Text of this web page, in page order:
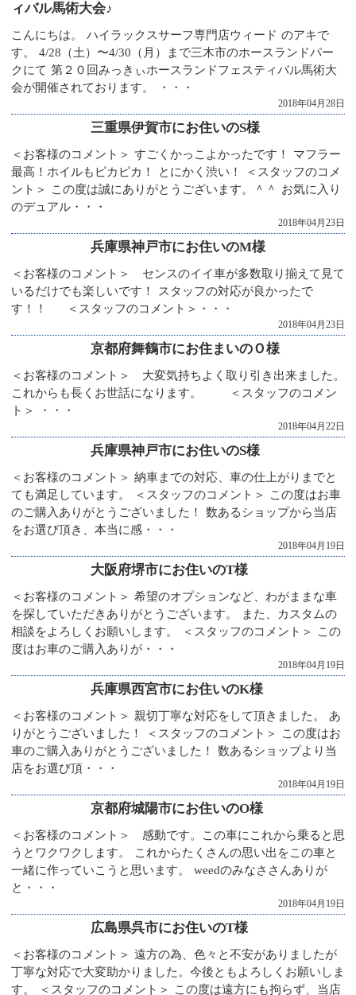
ィバル馬術大会♪
こんにちは。 ハイラックスサーフ専門店ウィード のアキで
す。 4/28（土）〜4/30（月）まで三木市のホースランドパー
クにて 第２０回みっきぃホースランドフェスティバル馬術大
会が開催されております。 ・・・
2018年04月28日
三重県伊賀市にお住いのS様
＜お客様のコメント＞ すごくかっこよかったです！ マフラー
最高！ホイルもピカピカ！ とにかく渋い！ ＜スタッフのコメ
ント＞ この度は誠にありがとうございます。＾＾ お気に入り
のデュアル・・・
2018年04月23日
兵庫県神戸市にお住いのM様
＜お客様のコメント＞ センスのイイ車が多数取り揃えて見て
いるだけでも楽しいです！ スタッフの対応が良かったで
す！！ ＜スタッフのコメント＞・・・
2018年04月23日
京都府舞鶴市にお住まいのＯ様
＜お客様のコメント＞ 大変気持ちよく取り引き出来ました。
これからも長くお世話になります。 ＜スタッフのコメン
ト＞ ・・・
2018年04月22日
兵庫県神戸市にお住いのS様
＜お客様のコメント＞ 納車までの対応、車の仕上がりまでと
ても満足しています。 ＜スタッフのコメント＞ この度はお車
のご購入ありがとうございました！ 数あるショップから当店
をお選び頂き、本当に感・・・
2018年04月19日
大阪府堺市にお住いのT様
＜お客様のコメント＞ 希望のオプションなど、わがままな車
を探していただきありがとうございます。 また、カスタムの
相談をよろしくお願いします。 ＜スタッフのコメント＞ この
度はお車のご購入ありが・・・
2018年04月19日
兵庫県西宮市にお住いのK様
＜お客様のコメント＞ 親切丁寧な対応をして頂きました。 あ
りがとうございました！ ＜スタッフのコメント＞ この度はお
車のご購入ありがとうございました！ 数あるショップより当
店をお選び頂・・・
2018年04月19日
京都府城陽市にお住いのO様
＜お客様のコメント＞ 感動です。この車にこれから乗ると思
うとワクワクします。 これからたくさんの思い出をこの車と
一緒に作っていこうと思います。 weedのみなささんありが
と・・・
2018年04月19日
広島県呉市にお住いのT様
＜お客様のコメント＞ 遠方の為、色々と不安がありましたが
丁寧な対応で大変助かりました。今後ともよろしくお願いしま
す。 ＜スタッフのコメント＞ この度は遠方にも拘らず、当店